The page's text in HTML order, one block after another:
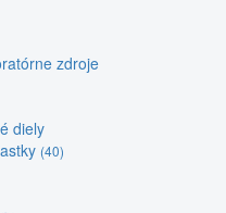
zdroje
diely
(40)